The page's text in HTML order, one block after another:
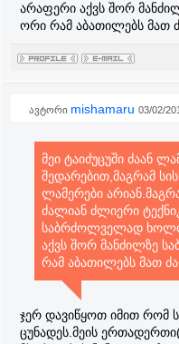
არაფერი აქვს შორ
ორი რამ აბათილებს მათ
ავტორი mishamaru 03/02/
მეი ტაიძუცუში ძაან
შედარებით,მაგრამ
ლამერები
ძალიან ძლიერი
საბრძოლველად
აქვს შორ მანძილზე
რამ აბათილებს მათ
ჯერ დავიწყოთ იმით რომ
ცუნადეს.მეის